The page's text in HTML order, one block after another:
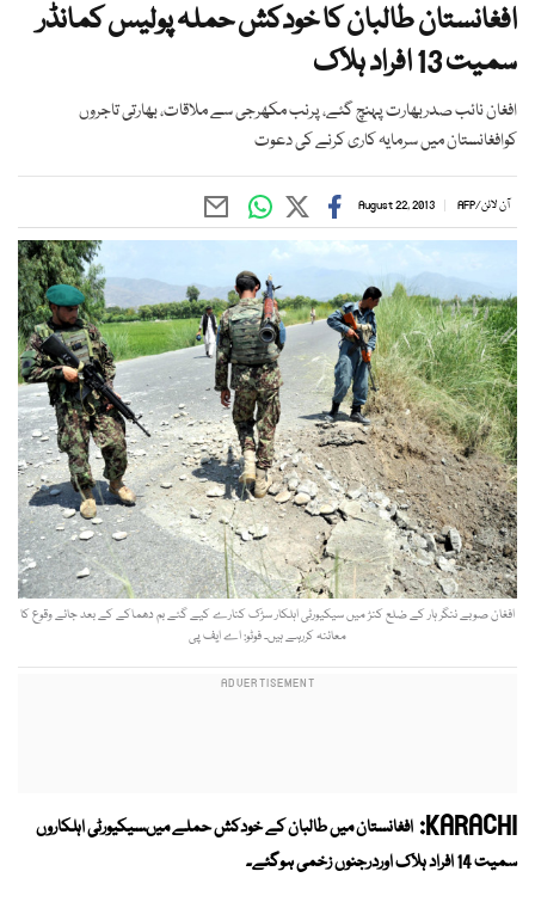
افغانستان طالبان کا خودکش حملہ پولیس کمانڈر
سمیت 13 افراد ہلاک
افغان نائب صدربھارت پہنچ گئے، پرنب مکھرجی سے ملاقات، بھارتی تاجروں
کوافغانستان میں سرمایہ کاری کرنے کی دعوت
آن لائن/
AFP
August 22, 2013
افغان صوبے ننگر ہار کے ضلع کنڑ میں سیکیورٹی اہلکار سڑک کنارے کیے گئے بم دھماکے کے بعد جائے وقوع کا
معائنہ کررہے ہیں۔ فوٹو: اے ایف پی
KARACHI: افغانستان میں طالبان کے خودکش حملے میںسیکیورٹی اہلکاروں
سمیت 14 افراد ہلاک اوردرجنوں زخمی ہوگئے۔